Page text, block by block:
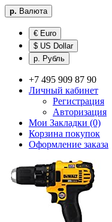
р. Валюта
€ Euro
$ US Dollar
р. Рубль
+7 495 909 87 90
Личный кабинет
Регистрация
Авторизация
Мои Закладки (0)
Корзина покупок
Оформление заказа